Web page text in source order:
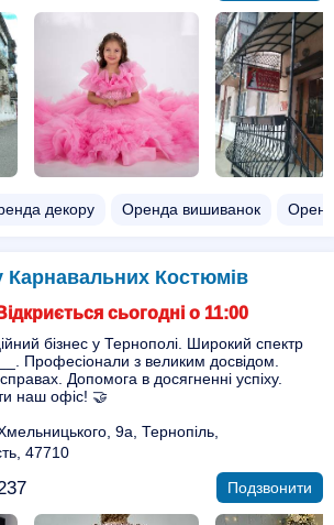
декору Оренда вишиванок
Карнавальних Костюмів
сьогодні о 11:00
бізнес у Тернополі. Широкий спектр
Професіонали з великим досвідом.
Допомога в досягненні успіху.
наш офіс! 🤝
9а, Тернопіль,
47710
Подзвонити